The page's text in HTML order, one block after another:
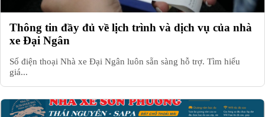
Thông tin đầy đủ về lịch trình và dịch vụ của nhà
xe Đại Ngân
Số điện thoại Nhà xe Đại Ngân luôn sẵn sàng hỗ trợ. Tìm hiểu
giá...